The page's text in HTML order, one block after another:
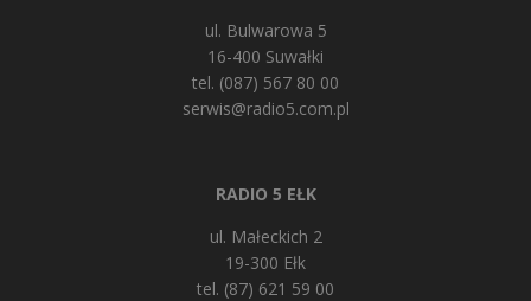
ul. Bulwarowa 5
16-400 Suwałki
tel. (087) 567 80 00
serwis@radio5.com.pl
RADIO 5 EŁK
ul. Małeckich 2
19-300 Ełk
tel. (87) 621 59 00